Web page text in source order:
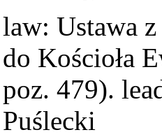
law: Ustawa
do Kościoła
poz. 479).
Puślecki